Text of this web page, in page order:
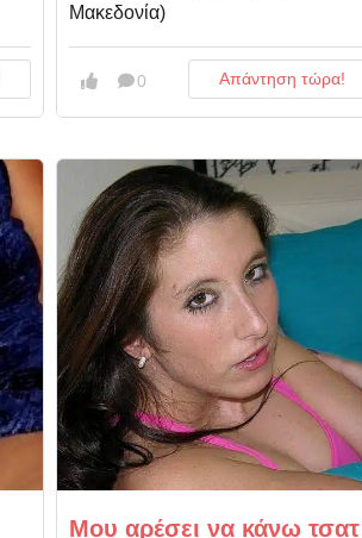
Μακεδονία)
0 Απάντηση τώρα!
Μου αρέσει να κάνω τσατ